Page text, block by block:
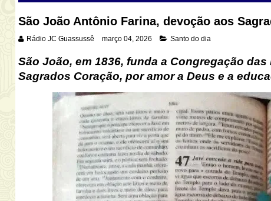
São João Antônio Farina, devoção aos
Rádio JC Guassussê março 04, 2026 Santo do dia
São João, em 1836, funda a Congregação
Sagrados Coração, por amor a Deus e a